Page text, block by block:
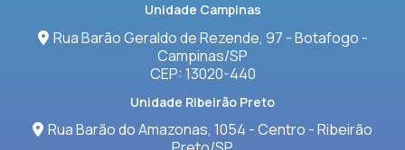
Unidade Campinas
Rua Barão Geraldo de Rezende, 97 - Botafogo -
Campinas/SP
CEP: 13020-440
Unidade Ribeirão Preto
Rua Barão do Amazonas, 1054 - Centro - Ribeirão